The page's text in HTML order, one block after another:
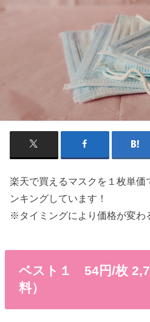
楽天で買えるマスクを１枚単価
ンキングしています！
※タイミングにより価格が変わ
ベスト１ 54円/枚
料）